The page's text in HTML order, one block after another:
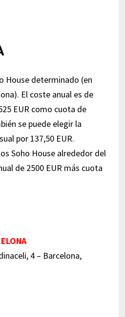
House determinado (en
El coste anual es de
EUR como cuota de
se puede elegir la
por 137,50 EUR.
Soho House alrededor del
de 2500 EUR más cuota
4 – Barcelona,